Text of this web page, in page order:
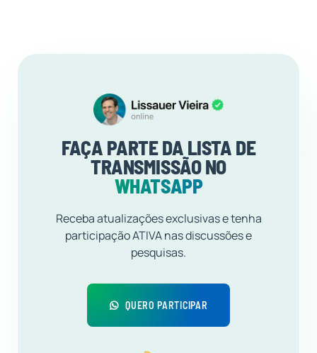
FAÇA PARTE DA LISTA DE
TRANSMISSÃO NO
WHATSAPP
Receba atualizações exclusivas e tenha
participação ATIVA nas discussões e
pesquisas.
QUERO PARTICIPAR